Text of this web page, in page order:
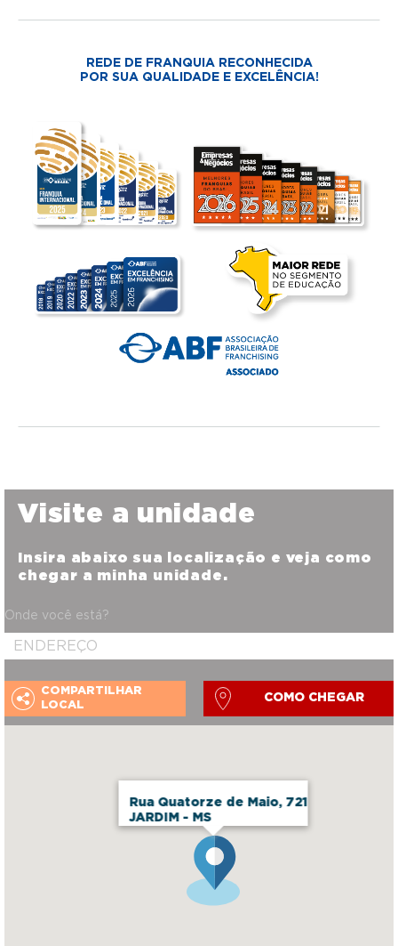
REDE DE FRANQUIA RECONHECIDA
POR SUA QUALIDADE E EXCELÊNCIA!
Rua Quatorze de Maio, 721
JARDIM - MS
Visite a unidade
Insira abaixo sua localização e veja como
chegar a minha unidade.
Onde você está?
COMPARTILHAR
LOCAL
COMO CHEGAR